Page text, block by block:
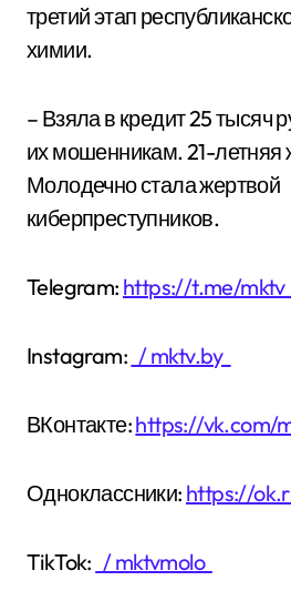
третий этап
химии.
– Взяла в кредит 25 тысяч
их мошенникам. 21-летняя
Молодечно стала жертвой
киберпреступников.
Telegram: https://t.me/
Instagram: / mktv.by
ВКонтакте:https://vk.com/
Одноклассники: https://
TikTok: / mktvmolo